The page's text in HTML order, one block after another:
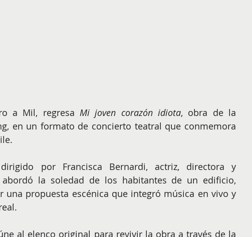
a Mil, regresa Mi joven corazón idiota, obra de la
en un formato de concierto teatral que conmemora
por Francisca Bernardi, actriz, directora y
abordó la soledad de los habitantes de un edificio,
una propuesta escénica que integró música en vivo y
al elenco original para revivir la obra a través de la